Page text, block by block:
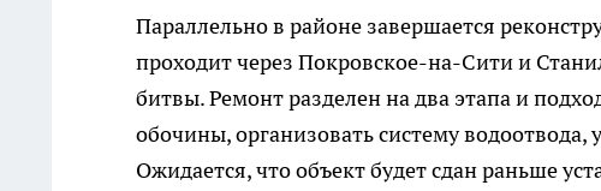
Параллельно в районе завершается
проходит через Покровское-на-Сити и
битвы. Ремонт разделен на два этапа и
обочины, организовать систему
Ожидается, что объект будет сдан раньше